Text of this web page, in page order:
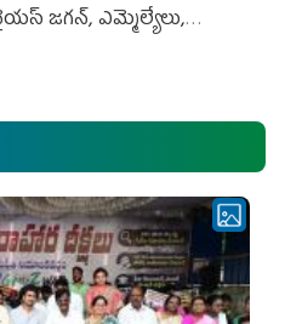
జ‌గ‌న్, ఎమ్మెల్యేలు,